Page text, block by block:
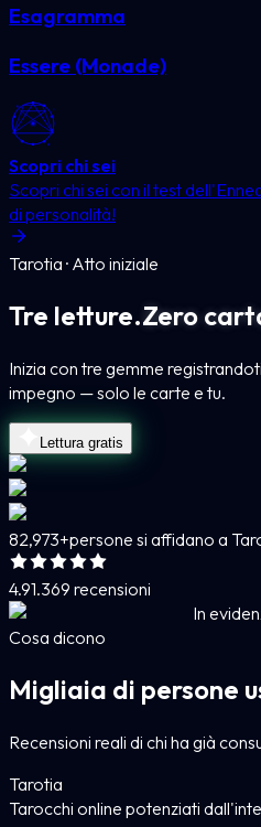
Esagramma
Essere (Monade)
Scopri chi sei
Scopri chi sei con il test
di personalità!
Tarotia · Atto iniziale
Tre letture.Zero
Inizia con tre gemme
impegno — solo le carte e tu.
Lettura gratis
82,973+persone si affidano a
4.91.369 recensioni
In
Cosa dicono
Migliaia di persone
Recensioni reali di chi ha già
Tarotia
Tarocchi online potenziati